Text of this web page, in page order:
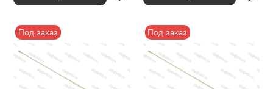
Под заказ Под заказ